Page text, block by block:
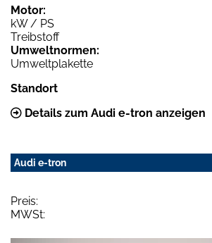
Motor:
kW / PS
Treibstoff
Umweltnormen:
Umweltplakette
Standort
Details zum Audi e-tron anzeigen
Audi e-tron
Preis:
MWSt: